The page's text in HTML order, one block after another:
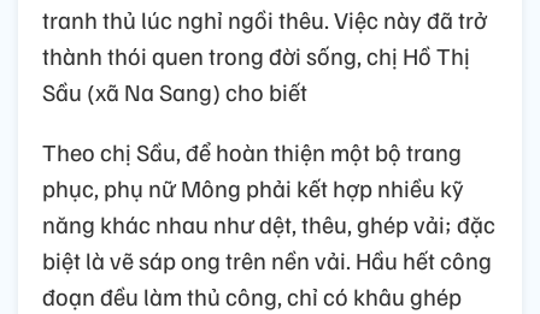
tranh thủ lúc nghỉ ngồi thêu. Việc này đã trở
thành thói quen trong đời sống, chị Hồ Thị
Sầu (xã Na Sang) cho biết
Theo chị Sầu, để hoàn thiện một bộ trang
phục, phụ nữ Mông phải kết hợp nhiều kỹ
năng khác nhau như dệt, thêu, ghép vải; đặc
biệt là vẽ sáp ong trên nền vải. Hầu hết công
đoạn đều làm thủ công, chỉ có khâu ghép